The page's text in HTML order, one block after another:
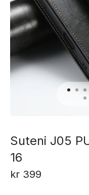
Suteni J05
16
kr 399